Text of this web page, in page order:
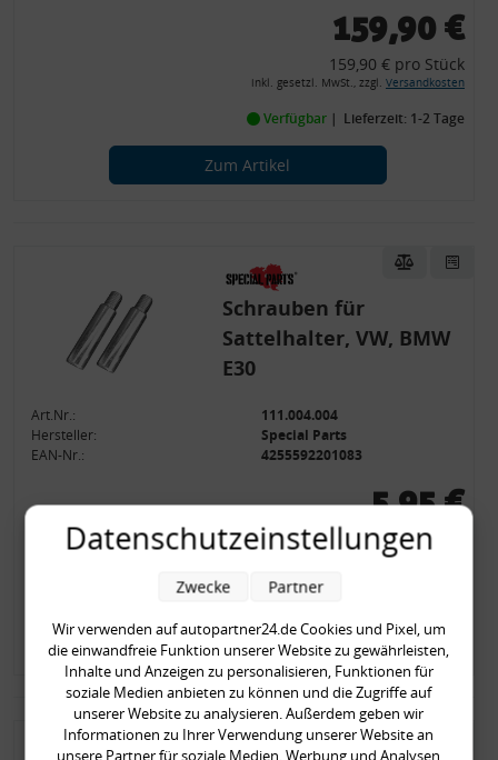
159,90 €
159,90 € pro Stück
inkl. gesetzl. MwSt., zzgl. Versandkosten
Verfügbar Lieferzeit: 1-2 Tage
Zum Artikel
Schrauben für
Sattelhalter, VW, BMW
E30
Art.Nr.:
111.004.004
Hersteller:
Special Parts
EAN-Nr.:
4255592201083
5,95 €
5,95 € pro Stück
inkl. gesetzl. MwSt., zzgl.Versandkosten
Verfügbar
Zum Artikel
Datenschutzeinstellungen
Wir verwenden auf autopartner24.de Cookies und Pixel, um
die einwandfreie Funktion unserer Website zu gewährleisten,
Inhalte und Anzeigen zu personalisieren, Funktionen für
soziale Medien anbieten zu können und die Zugriffe auf
unserer Website zu analysieren. Außerdem geben wir
Informationen zu Ihrer Verwendung unserer Website an
unsere Partner für soziale Medien, Werbung und Analysen
Zwecke Partner